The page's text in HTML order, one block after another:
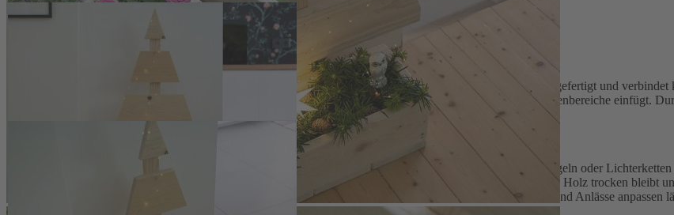
Vielseitige Dekoration aus naturbelassenem Fichtenholz
Der Holz-Tannenbaum mit Dekokasten wird in Deutschland aus unbehandeltem, sägerauem Fichtenholz handgefertigt und
gehobelten Bretter verleihen der Silhouette eine markante Struktur, die sich harmonisch in Balkon- und Terrassenbereiche einfügt.
eignet sich der Baum als dauerhafter Gestaltungsakzent, der ganzjährig genutzt werden kann.
Der integrierte Kasten bietet Platz für saisonale Bepflanzung und Dekoration: Blühende Pflanzen, Zweige, Kugeln oder
direkte Bepflanzung empfiehlt sich das Auskleiden mit Folie oder die Verwendung von Untersetzern, damit das Holz trocken bleibt
ohne Dekoration geliefert und ermöglicht dadurch eine individuelle Gestaltung, die sich leicht an Jahreszeiten und Anlässe